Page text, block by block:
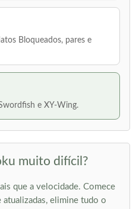
Bloqueados, pares e
e XY-Wing.
muito difícil?
que a velocidade. Comece
atualizadas, elimine tudo o